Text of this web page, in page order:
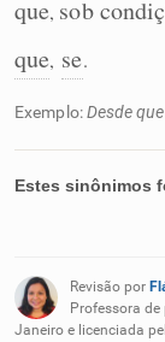
Dicionário
Sinônimos
que, sob
que, se.
Exemplo:Desde
Estes sinônimos
Nenhum dos
Revisão por
Professora
Janeiro e licenciada